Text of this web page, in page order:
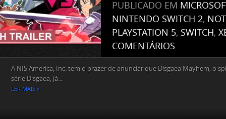
PUBLICADO EM
NINTENDO SWITCH 2,
PLAYSTATION 5, SWITCH,
COMENTÁRIOS
A NIS America, Inc. tem o prazer de anunciar que Disgaea Mayhem, o
série Disgaea, já...
LER MAIS »